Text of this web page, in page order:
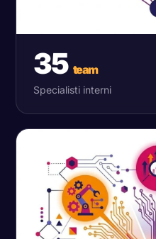
35 team
Specialisti interni